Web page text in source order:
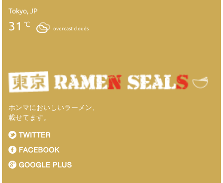
Tokyo, JP
31 ℃
overcast clouds
ホンマにおいしいラーメン、
載せてます。